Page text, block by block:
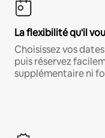
La flexibilité qu'il
Choisissez vos
puis réservez
supplémentaire ni